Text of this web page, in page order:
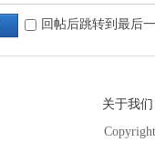
回帖后跳转到最后
关于我们